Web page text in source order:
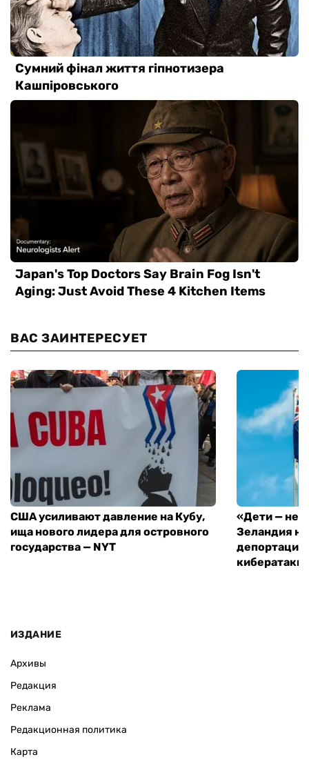
ВАС ЗАИНТЕРЕСУЕТ
США усиливают давление на Кубу,
ища нового лидера для островного
государства — NYT
«Дети — не
Зеландия
депортацию
кибератаки
ИЗДАНИЕ
Архивы
Редакция
Реклама
Редакционная политика
Карта